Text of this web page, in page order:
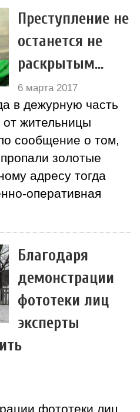
Преступление не
останется не
раскрытым...
6 марта 2017
в дежурную часть
жительницы
сообщение о том,
золотые
адресу тогда
оперативная
Благодаря
демонстрации
фототеки лиц
эксперты
фототеки лиц,